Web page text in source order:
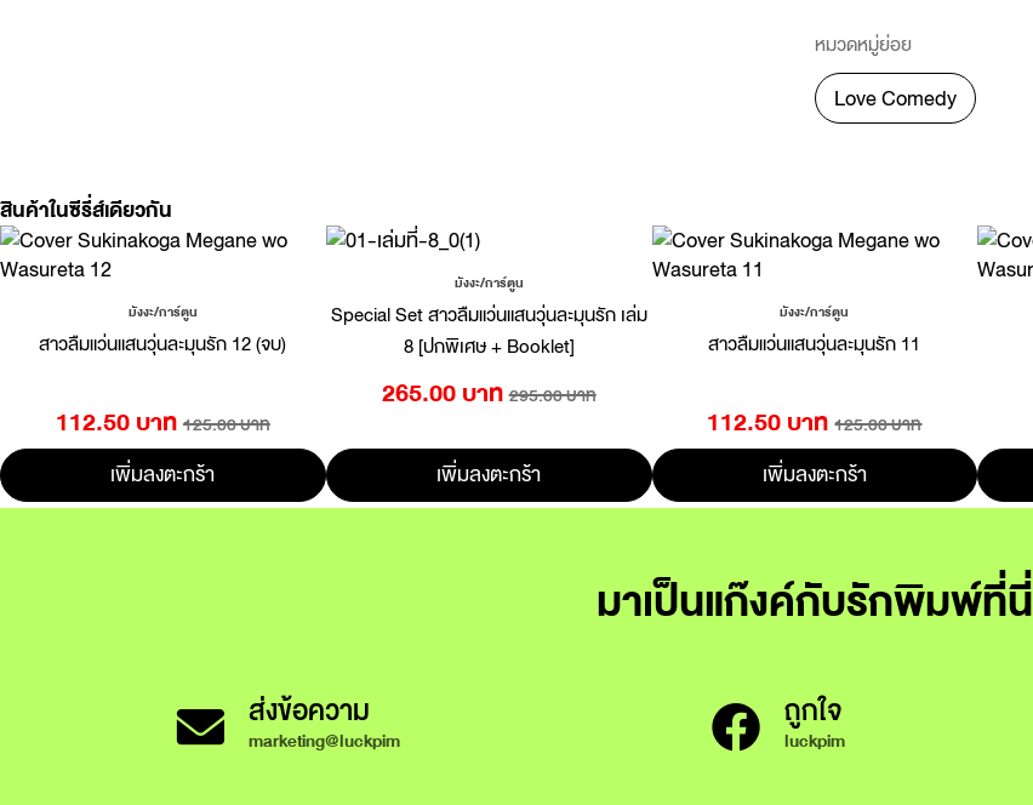
หมวดหมู่ย่อย
Love Comedy
สินค้าในซีรี่ส์เดียวกัน
มังงะ/การ์ตูน
สาวลืมแว่นแสนวุ่นละมุนรัก 12 (จบ)
112.50 บาท 125.00 บาท
เพิ่มลงตะกร้า
มังงะ/การ์ตูน
Special Set สาวลืมแว่นแสนวุ่นละมุนรัก เล่ม
8 [ปกพิเศษ + Booklet]
265.00 บาท 295.00 บาท
เพิ่มลงตะกร้า
มังงะ/การ์ตูน
สาวลืมแว่นแสนวุ่นละมุนรัก 11
112.50 บาท 125.00 บาท
เพิ่มลงตะกร้า
มาเป็นแก๊งค์กับรักพิมพ์ที่นี่
ส่งข้อความ
marketing@luckpim
ถูกใจ
luckpim